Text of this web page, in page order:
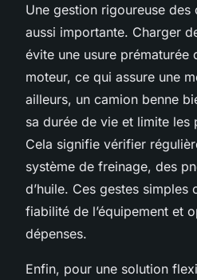
Une gestion rigoureuse des
aussi importante. Charger
évite une usure prématurée
moteur, ce qui assure une
ailleurs, un camion benne
sa durée de vie et limite les
Cela signifie vérifier
système de freinage, des
d’huile. Ces gestes simples
fiabilité de l’équipement et
dépenses.
Enfin, pour une solution